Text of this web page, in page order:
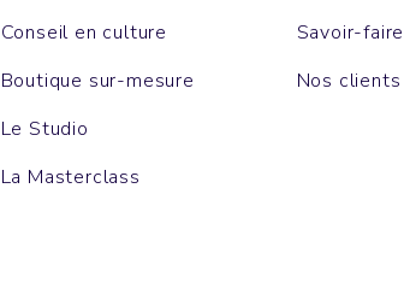
Conseil en culture
Boutique sur-mesure
Le Studio
La Masterclass
Savoir-faire
Nos clients